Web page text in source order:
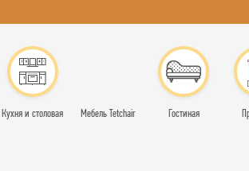
Кухня и столовая Мебель Tetchair Гостиная